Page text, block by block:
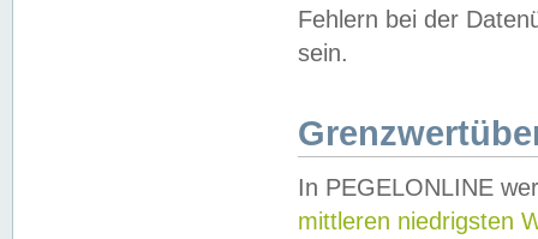
Fehlern bei der
sein.
In PEGELONLINE
mittleren niedrigsten